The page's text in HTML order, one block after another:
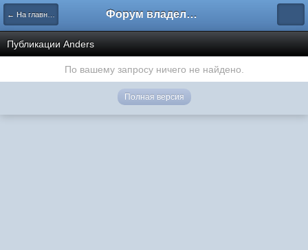
← На главную Форум владельцев интернет-магазинов
Публикации Anders
По вашему запросу ничего не найдено.
Полная версия